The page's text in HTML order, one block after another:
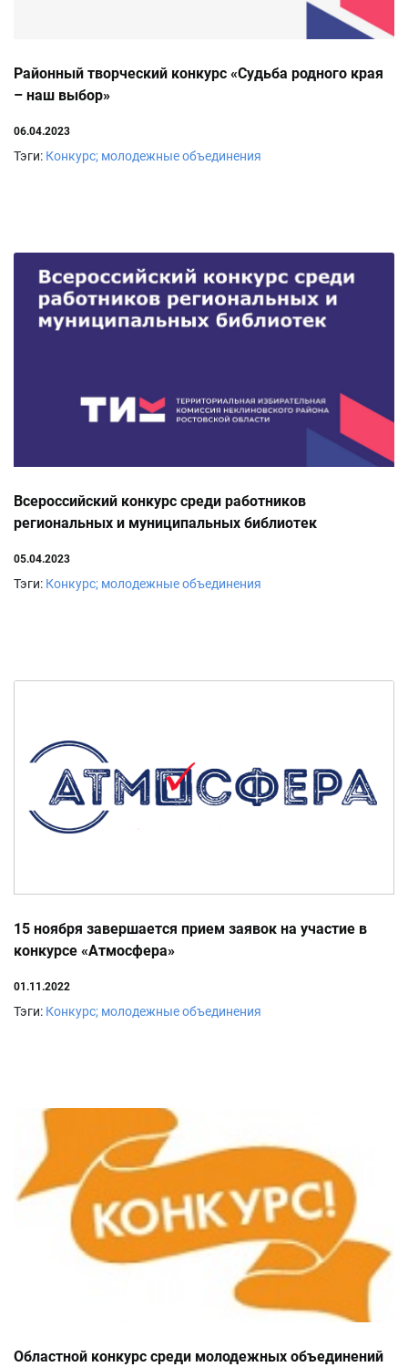
Районный творческий конкурс «Судьба родного края
– наш выбор»
06.04.2023
Тэги: Конкурс; молодежные объединения
Всероссийский конкурс среди работников
региональных и муниципальных библиотек
05.04.2023
Тэги: Конкурс; молодежные объединения
15 ноября завершается прием заявок на участие в
конкурсе «Атмосфера»
01.11.2022
Тэги: Конкурс; молодежные объединения
Областной конкурс среди молодежных объединений